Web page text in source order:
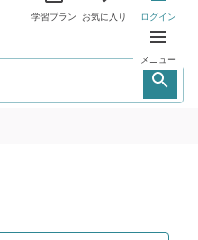
学習プラン お気に入り ログイン
メニュー